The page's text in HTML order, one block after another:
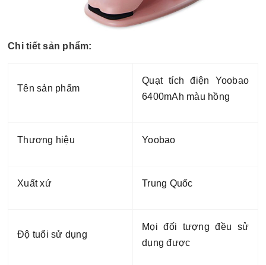
Chi tiết sản phẩm:
Tên sản phẩm
Quạt tích điện Yoobao
6400mAh màu hồng
Thương hiệu Yoobao
Xuất xứ Trung Quốc
Độ tuổi sử dụng
Mọi đối tượng đều sử
dụng được